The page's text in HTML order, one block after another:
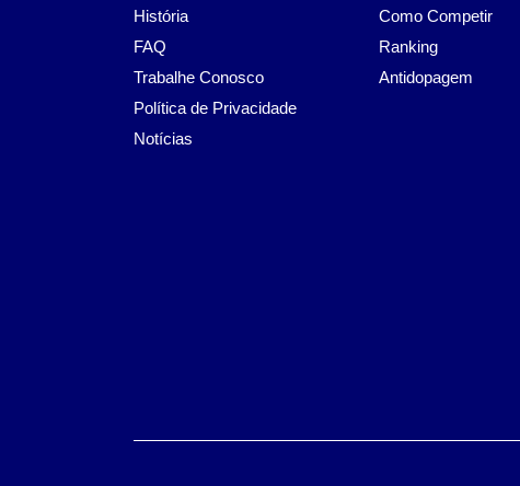
História
FAQ
Trabalhe Conosco
Política de Privacidade
Notícias
Como Competir
Ranking
Antidopagem